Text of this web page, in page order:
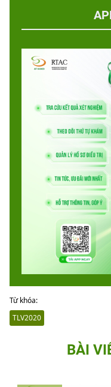
Từ khóa:
TLV2020
BÀI